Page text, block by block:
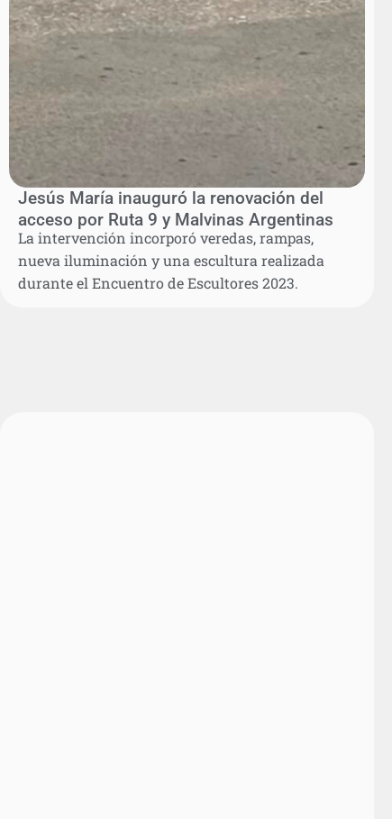
Jesús María inauguró la renovación del
acceso por Ruta 9 y Malvinas Argentinas
La intervención incorporó veredas, rampas,
nueva iluminación y una escultura realizada
durante el Encuentro de Escultores 2023.